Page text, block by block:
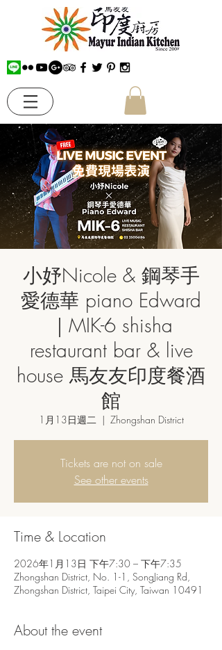
小妤Nicole & 鋼琴手
愛德華 piano Edward
｜MIK-6 shisha
restaurant bar & live
house 馬友友印度餐酒
館
1月13日週二
  |
Zhongshan District
Tickets are not on sale
See other events
Time & Location
2026年1月13日 下午7:30 – 下午7:35
Zhongshan District, No. 1-1, SongJiang Rd,
Zhongshan District, Taipei City, Taiwan 10491
About the event